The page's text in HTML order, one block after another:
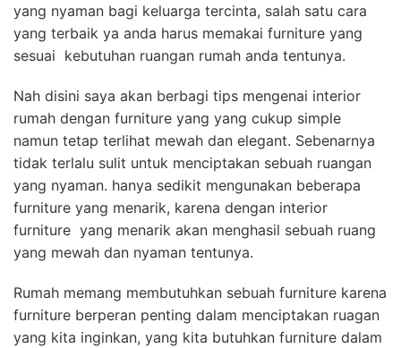
yang nyaman bagi keluarga tercinta, salah satu cara
yang terbaik ya anda harus memakai furniture yang
sesuai kebutuhan ruangan rumah anda tentunya.
Nah disini saya akan berbagi tips mengenai interior
rumah dengan furniture yang yang cukup simple
namun tetap terlihat mewah dan elegant. Sebenarnya
tidak terlalu sulit untuk menciptakan sebuah ruangan
yang nyaman. hanya sedikit mengunakan beberapa
furniture yang menarik, karena dengan interior
furniture yang menarik akan menghasil sebuah ruang
yang mewah dan nyaman tentunya.
Rumah memang membutuhkan sebuah furniture karena
furniture berperan penting dalam menciptakan ruagan
yang kita inginkan, yang kita butuhkan furniture dalam